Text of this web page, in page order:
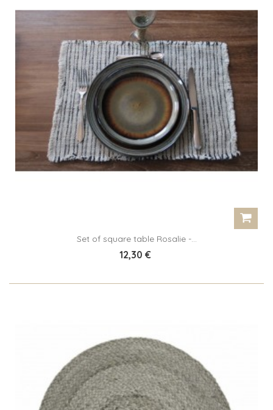
Set of square table Rosalie -...
12,30 €